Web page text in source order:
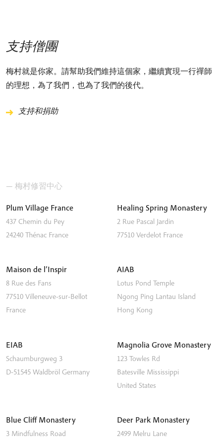
支持僧團
梅村就是你家。請幫助我們維持這個家，繼續實現一行禪師
的理想，為了我們，也為了我們的後代。
支持和捐助
— 梅村修習中心
Plum Village France
437 Chemin du Pey
24240 Thénac France
Healing Spring Monastery
2 Rue Pascal Jardin
77510 Verdelot France
Maison de l’Inspir
8 Rue des Fans
77510 Villeneuve-sur-Bellot
France
AIAB
Lotus Pond Temple
Ngong Ping Lantau Island
Hong Kong
EIAB
Schaumburgweg 3
D-51545 Waldbröl Germany
Magnolia Grove Monastery
123 Towles Rd
Batesville Mississippi
United States
Blue Cliff Monastery
3 Mindfulness Road
Deer Park Monastery
2499 Melru Lane